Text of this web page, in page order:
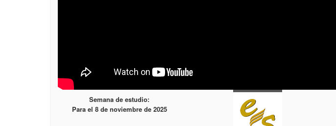
Semana de estudio:
Para el 8 de noviembre de 2025